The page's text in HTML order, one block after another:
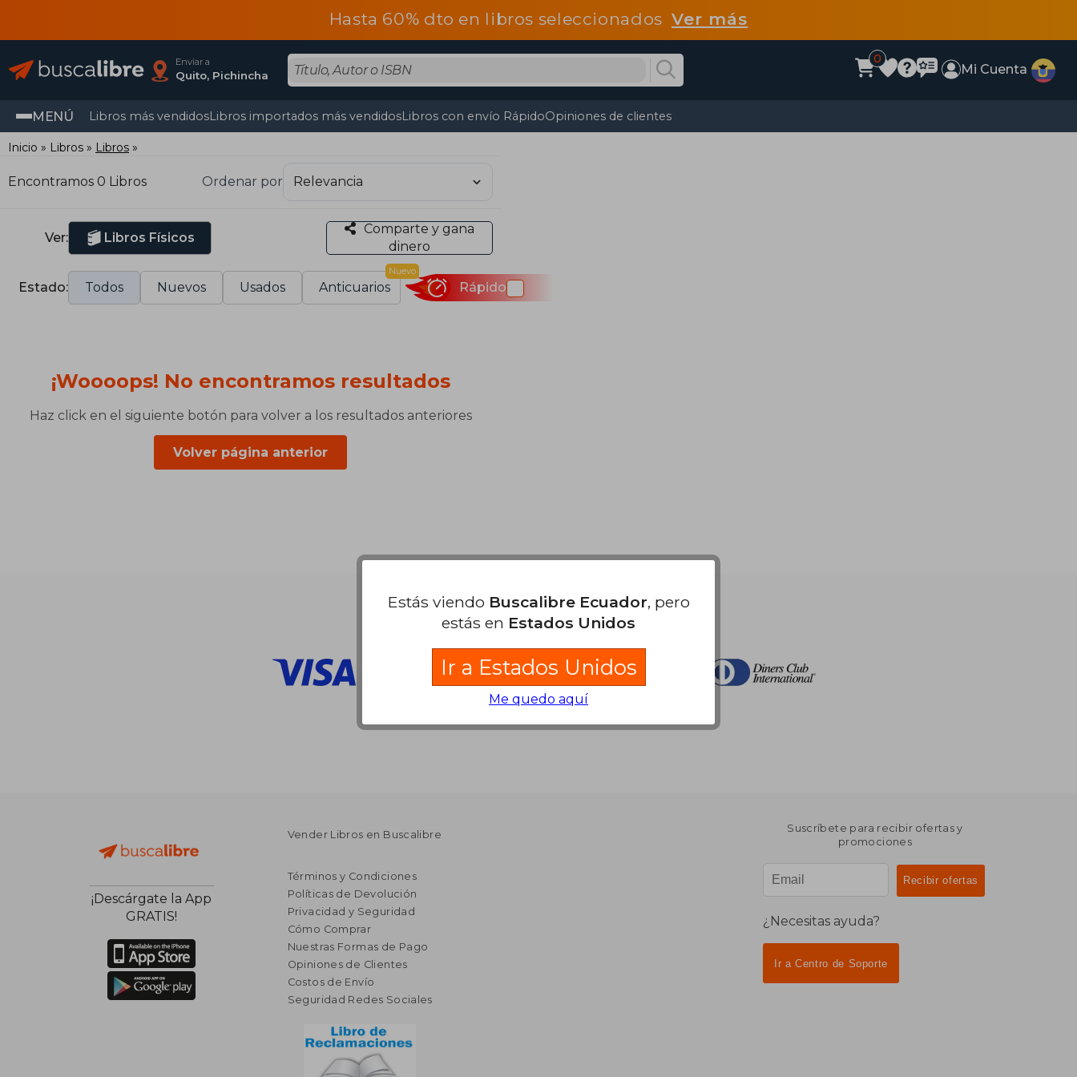
Hasta 60% dto en libros seleccionadosVer más
Enviar a
Quito, Pichincha
0
Mi Cuenta
MENÚ Libros más vendidosLibros importados más vendidosLibros con envío RápidoOpiniones de clientes
Inicio Libros Libros
Encontramos 0 Libros Ordenar por
Ver: Libros Físicos
Comparte y gana
dinero
Estado: Todos Nuevos Usados Anticuarios
Nuevo
Rápido
¡Woooops! No encontramos resultados
Haz click en el siguiente botón para volver a los resultados anteriores
Volver página anterior
Nuestras Formas de Pago
¡Descárgate la App
GRATIS!
Vender Libros en Buscalibre
Términos y Condiciones
Políticas de Devolución
Privacidad y Seguridad
Cómo Comprar
Nuestras Formas de Pago
Opiniones de Clientes
Costos de Envío
Seguridad Redes Sociales
Suscríbete para recibir ofertas y
promociones
¿Necesitas ayuda?
Ir a Centro de Soporte
Estás viendo Buscalibre Ecuador, pero
estás en Estados Unidos
Ir a Estados Unidos
Me quedo aquí